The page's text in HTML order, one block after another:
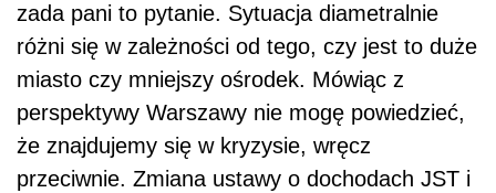
zada pani to pytanie. Sytuacja diametralnie
różni się w zależności od tego, czy jest to duże
miasto czy mniejszy ośrodek. Mówiąc z
perspektywy Warszawy nie mogę powiedzieć,
że znajdujemy się w kryzysie, wręcz
przeciwnie. Zmiana ustawy o dochodach JST i